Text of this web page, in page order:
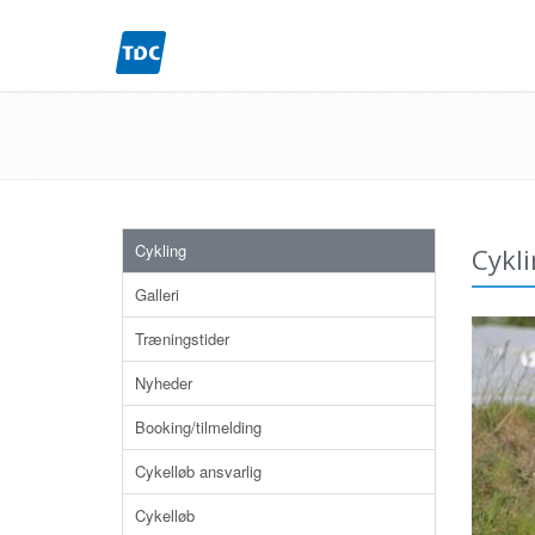
Cykling
Galleri
Træningstider
Nyheder
Booking/tilmelding
Cykelløb ansvarlig
Cykelløb